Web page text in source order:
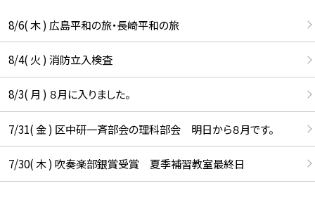
8/6( 木 ) 広島平和の旅・長崎平和の旅
8/4( 火 ) 消防立入検査
8/3( 月 ) ８月に入りました。
7/31( 金 ) 区中研一斉部会の理科部会 明日から８月です。
7/30( 木 ) 吹奏楽部銀賞受賞 夏季補習教室最終日